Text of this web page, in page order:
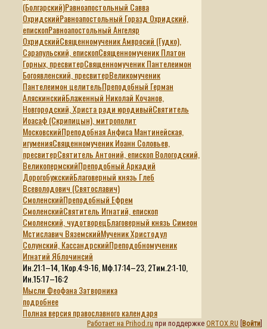
(Болгарский)Равноапостольный Савва
ОхридскийРавноапостольный Горазд Охридский,
епископРавноапостольный Ангеляр
ОхридскийСвященномученик Амвросий (Гудко),
Сарапульский, епископСвященномученик Платон
Горных, пресвитерСвященномученик Пантелеимон
Богоявленский, пресвитерВеликомученик
Пантелеимон целительПреподобный Герман
АляскинскийБлаженный Николай Кочанов,
Новгородский, Христа ради юродивыйСвятитель
Иоасаф (Скрипицын), митрополит
МосковскийПреподобная Анфиса Мантинейская,
игуменияСвященномученик Иоанн Соловьев,
пресвитерСвятитель Антоний, епископ Вологодский,
ВеликопермскийПреподобный Аркадий
ДорогобужскийБлаговерный князь Глеб
Всеволодович (Святославич)
СмоленскийПреподобный Ефрем
СмоленскийСвятитель Игнатий, епископ
Смоленский, чудотворецБлаговерный князь Симеон
Мстиславич ВяземскийМученик Христодул
Солунский, КассандрскийПреподобномученик
Игнатий Яблочинсий
Ин.21:1–14, 1Кор.4:9-16, Мф.17:14–23, 2Тим.2:1-10,
Ин.15:17–16:2
Мысли Феофана Затворника
подробнее
Полная версия православного календаря
Работает на Prihod.ru при поддержке ORTOX.RU Войти